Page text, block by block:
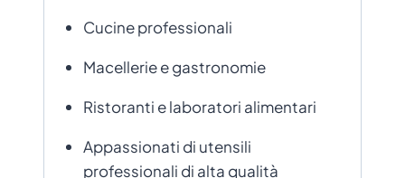
Cucine professionali
Macellerie e gastronomie
Ristoranti e laboratori alimentari
Appassionati di utensili
professionali di alta qualità